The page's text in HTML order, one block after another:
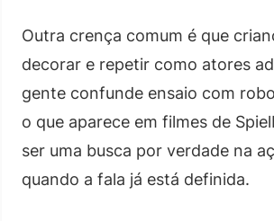
Outra crença comum é que
decorar e repetir como atores
gente confunde ensaio com
o que aparece em filmes de
ser uma busca por verdade na
quando a fala já está definida.